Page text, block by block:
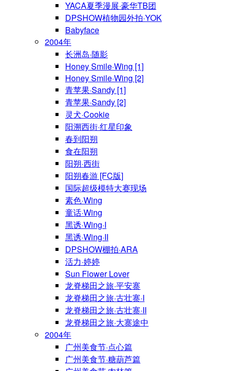
YACA夏季漫展·豪华TB团
DPSHOW植物园外拍·YOK
Babyface
2004年
长洲岛·随影
Honey Smile·Wing [1]
Honey Smile·Wing [2]
青苹果·Sandy [1]
青苹果·Sandy [2]
灵犬·Cookie
阳溯西街·红星印象
春到阳朔
食在阳朔
阳朔·西街
阳朔春游 [FC版]
国际超级模特大赛现场
素色·Wing
童话·Wing
黑诱·Wing·I
黑诱·Wing·II
DPSHOW棚拍·ARA
活力·婷婷
Sun Flower Lover
龙脊梯田之旅·平安寨
龙脊梯田之旅·古壮寨·I
龙脊梯田之旅·古壮寨·II
龙脊梯田之旅·大寨途中
2004年
广州美食节·点心篇
广州美食节·糖葫芦篇